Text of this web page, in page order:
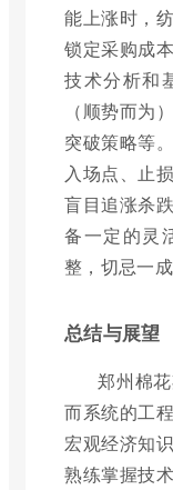
能上涨时，
锁定采购成
技术分析和
（顺势而为
突破策略等
入场点、止
盲目追涨杀
备一定的灵
整，切忌一成
总结与展望
郑州棉
而系统的工
宏观经济知
熟练掌握技